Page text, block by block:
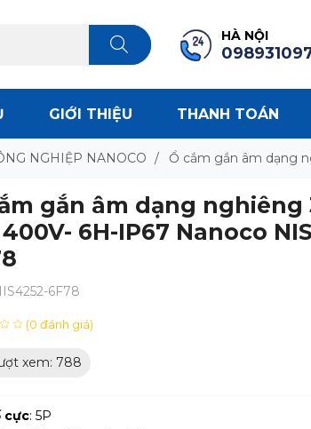
HÀ NỘI
GIỚI THIỆU THANH TOÁN
NGHIỆP NANOCO / Ổ cắm gắn âm dạng
gắn âm dạng nghiêng
6H-IP67 Nanoco
6F78
(0 đánh giá)
xem: 788
cực: 5P